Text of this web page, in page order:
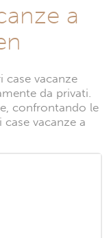
a
vacanze
da privati.
confrontando le
vacanze a